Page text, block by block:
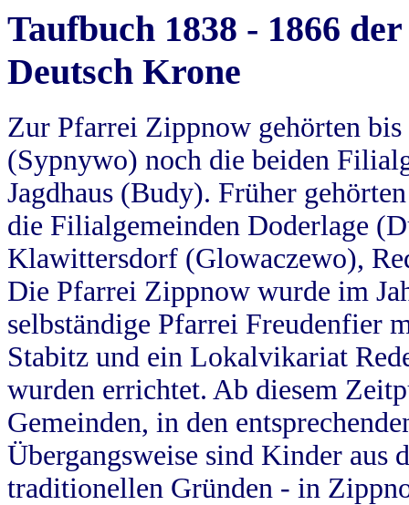
Taufbuch 1838 - 1866
Deutsch Krone
Zur Pfarrei Zippnow gehörten
(Sypnywo) noch die beiden
Jagdhaus (Budy). Früher
die Filialgemeinden Doderlage
Klawittersdorf (Glowaczewo),
Die Pfarrei Zippnow wurde im
selbständige Pfarrei Freudenfier
Stabitz und ein Lokalvikariat
wurden errichtet. Ab diesem
Gemeinden, in den
Übergangsweise sind Kinder aus
traditionellen Gründen - in